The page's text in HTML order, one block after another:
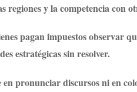
regiones y la competencia con
pagan impuestos observar
estratégicas sin resolver.
pronunciar discursos ni en